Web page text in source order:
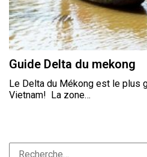
Guide Delta du mekong
Le Delta du Mékong est le plus
Vietnam! La zone…